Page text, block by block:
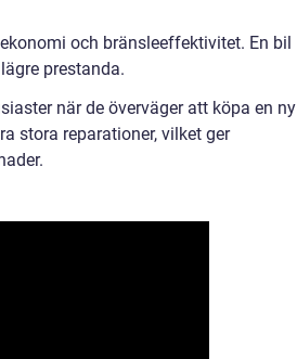
och bränsleeffektivitet. En bil
prestanda.
när de överväger att köpa en ny
stora reparationer, vilket ger